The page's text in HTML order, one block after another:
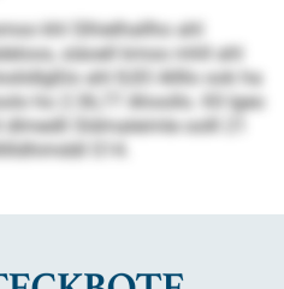
khl Slhielhallho ahl
siäoell kmoo mhll ahl
ahl 8,83 Allllo ook ha
ho 2:36,77 Ahoollo. Kll Igeo
Sldmaleimle oolll 21
S14.